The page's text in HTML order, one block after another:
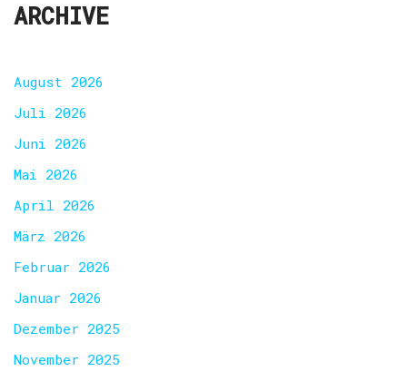
ARCHIVE
August 2026
Juli 2026
Juni 2026
Mai 2026
April 2026
März 2026
Februar 2026
Januar 2026
Dezember 2025
November 2025